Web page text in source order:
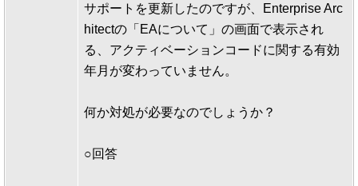
サポートを更新したのですが、Enterprise Arc
hitectの「EAについて」の画面で表示され
る、アクティベーションコードに関する有効
年月が変わっていません。
何か対処が必要なのでしょうか？
○回答